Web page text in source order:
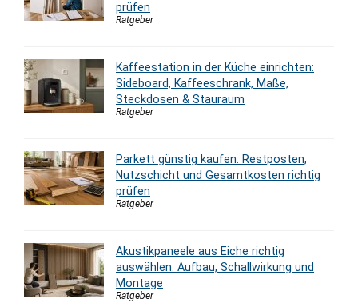
prüfen
Ratgeber
Kaffeestation in der Küche einrichten:
Sideboard, Kaffeeschrank, Maße,
Steckdosen & Stauraum
Ratgeber
Parkett günstig kaufen: Restposten,
Nutzschicht und Gesamtkosten richtig
prüfen
Ratgeber
Akustikpaneele aus Eiche richtig
auswählen: Aufbau, Schallwirkung und
Montage
Ratgeber